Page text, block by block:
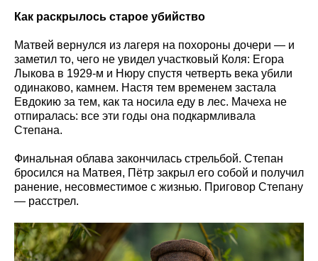
Как раскрылось старое убийство
Матвей вернулся из лагеря на похороны дочери — и
заметил то, чего не увидел участковый Коля: Егора
Лыкова в 1929-м и Нюру спустя четверть века убили
одинаково, камнем. Настя тем временем застала
Евдокию за тем, как та носила еду в лес. Мачеха не
отпиралась: все эти годы она подкармливала
Степана.
Финальная облава закончилась стрельбой. Степан
бросился на Матвея, Пётр закрыл его собой и получил
ранение, несовместимое с жизнью. Приговор Степану
— расстрел.